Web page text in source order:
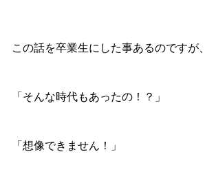
この話を卒業生にした事あるのですが、
「そんな時代もあったの！？」
「想像できません！」